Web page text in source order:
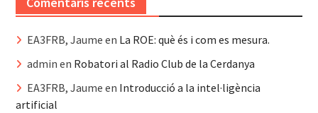
EA3FRB, Jaume en La ROE: què és i com es mesura.
admin en Robatori al Radio Club de la Cerdanya
EA3FRB, Jaume en Introducció a la intel·ligència
artificial